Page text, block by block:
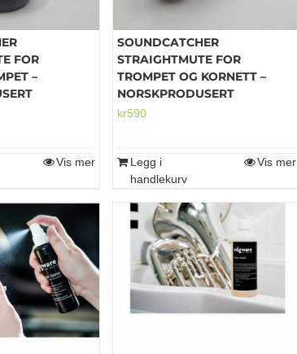
FOR
–
Vis mer
SOUNDCATCHER
STRAIGHTMUTE FOR
TROMPET OG KORNETT –
NORSKPRODUSERT
kr590
Legg i
handlekurv
Vis mer